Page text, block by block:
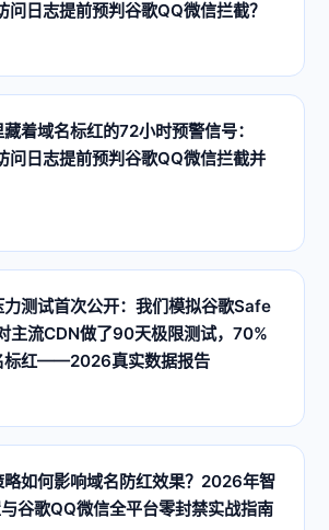
日志提前预判谷歌QQ微信拦截？
着域名标红的72小时预警信号：
问日志提前预判谷歌QQ微信拦截并
测试首次公开：我们模拟谷歌Safe
主流CDN做了90天极限测试，70%
标红——2026真实数据报告
如何影响域名防红效果？2026年智
谷歌QQ微信全平台零封禁实战指南